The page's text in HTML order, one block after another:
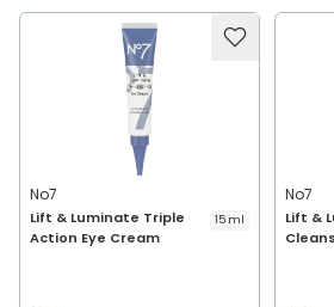
No7
Lift & Luminate Triple
Action Eye Cream
15 ml
No7
Lift &